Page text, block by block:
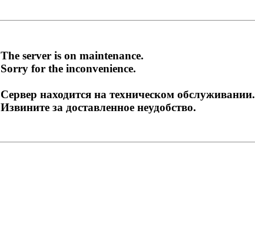
The server is on maintenance.
Sorry for the inconvenience.
Сервер находится на техническом обслуживании.
Извините за доставленное неудобство.